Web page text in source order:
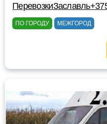
ПО ГОРОДУ МЕЖГОРОД